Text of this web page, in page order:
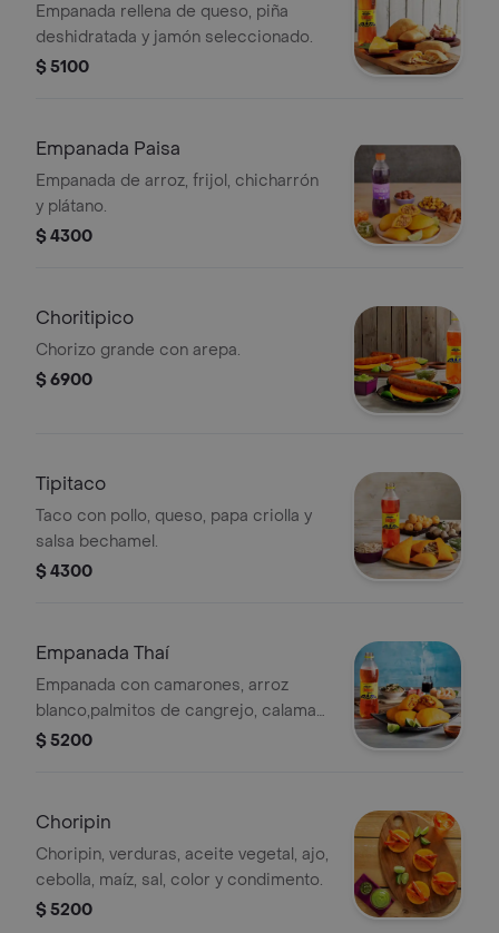
Empanada rellena de queso, piña
deshidratada y jamón seleccionado.
$ 5100
Empanada Paisa
Empanada de arroz, frijol, chicharrón
y plátano.
$ 4300
Choritipico
Chorizo grande con arepa.
$ 6900
Tipitaco
Taco con pollo, queso, papa criolla y
salsa bechamel.
$ 4300
Empanada Thaí
Empanada con camarones, arroz
blanco,palmitos de cangrejo, calamar
blanco, filete de pescado.
$ 5200
Choripin
Choripin, verduras, aceite vegetal, ajo,
cebolla, maíz, sal, color y condimento.
$ 5200